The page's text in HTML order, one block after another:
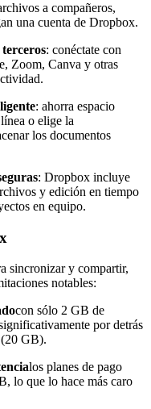
a compañeros,
una cuenta de Dropbox.
: conéctate con
Zoom, Canva y otras
: ahorra espacio
o elige la
los documentos
: Dropbox incluye
y edición en tiempo
en equipo.
sincronizar y compartir,
notables:
con sólo 2 GB de
por detrás
GB).
los planes de pago
lo que lo hace más caro